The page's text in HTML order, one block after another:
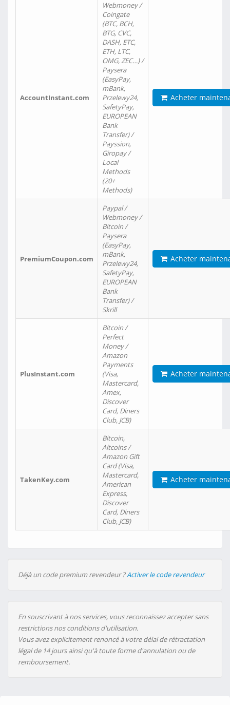
AccountInstant.com
Webmoney /
Coingate
(BTC, BCH,
BTG, CVC,
DASH, ETC,
ETH, LTC,
OMG, ZEC…) /
Paysera
(EasyPay,
mBank,
Przelewy24,
SafetyPay,
EUROPEAN
Bank
Transfer) /
Payssion,
Giropay /
Local
Methods
(20+
Methods)
Acheter
PremiumCoupon.com
Paypal /
Webmoney /
Bitcoin /
Paysera
(EasyPay,
mBank,
Przelewy24,
SafetyPay,
EUROPEAN
Bank
Transfer) /
Skrill
Acheter
PlusInstant.com
Bitcoin /
Perfect
Money /
Amazon
Payments
(Visa,
Mastercard,
Amex,
Discover
Card, Diners
Club, JCB)
Acheter
TakenKey.com
Bitcoin,
Altcoins /
Amazon Gift
Card (Visa,
Mastercard,
American
Express,
Discover
Card, Diners
Club, JCB)
Acheter
Déjà un code premium revendeur ?Activer le code revendeur
En souscrivant à nos services, vous reconnaissez accepter sans
restrictions nos conditions d'utilisation.
Vous avez explicitement renoncé à votre délai de rétractation
légal de 14 jours ainsi qu'à toute forme d'annulation ou de
remboursement.